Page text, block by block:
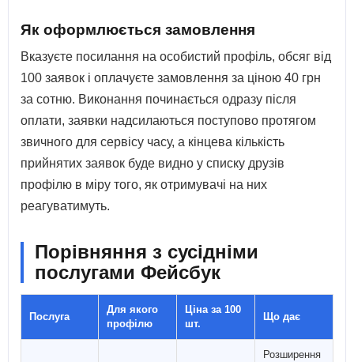
Як оформлюється замовлення
Вказуєте посилання на особистий профіль, обсяг від
100 заявок і оплачуєте замовлення за ціною 40 грн
за сотню. Виконання починається одразу після
оплати, заявки надсилаються поступово протягом
звичного для сервісу часу, а кінцева кількість
прийнятих заявок буде видно у списку друзів
профілю в міру того, як отримувачі на них
реагуватимуть.
Порівняння з сусідніми
послугами Фейсбук
Послуга
Для якого
профілю
Ціна за 100
шт.
Що дає
Розширення